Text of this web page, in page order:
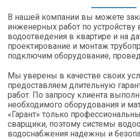
В нашей компании вы можете
инженерных работ по устройству
водоотведения в квартире и на
проектирование и монтаж
подключим оборудование,
Мы уверены в качестве своих
предоставляем длительную
работ. По запросу клиента
необходимого оборудования и
«Гарант» только
сварщики, поэтому системы
водоснабжения надежны и